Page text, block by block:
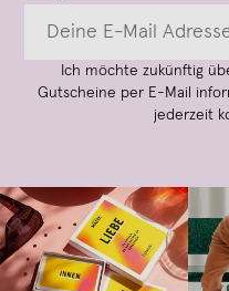
Ich möchte zukünftig
Gutscheine per E-Mail
jederzeit